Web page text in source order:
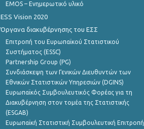
EMOS – Ενημερωτικό υλικό
ESS Vision 2020
Όργανα διακυβέρνησης του ΕΣΣ
Επιτροπή του Ευρωπαϊκού Στατιστικού
Συστήματος (ESSC)
Partnership Group (PG)
Συνδιάσκεψη των Γενικών Διευθυντών των
Εθνικών Στατιστικών Υπηρεσιών (DGINS)
Ευρωπαϊκός Συμβουλευτικός Φορέας για τη
Διακυβέρνηση στον τομέα της Στατιστικής
(ESGAB)
Ευρωπαϊκή Στατιστική Συμβουλευτική Επιτροπή